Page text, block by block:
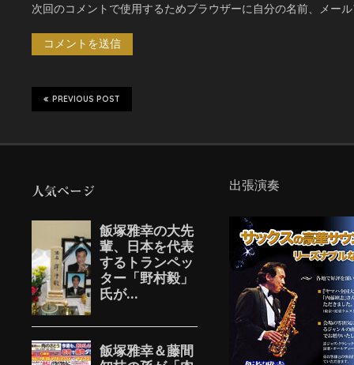
次回のコメントで使用するためブラウザーに自分の名前、メー
PREVIOUS POST
人気ページ 出張演奏